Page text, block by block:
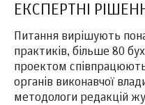
ЕКСПЕРТНІ
Питання вирішують
практиків, більше 80
проектом
органів виконавчої
методологи редакцій